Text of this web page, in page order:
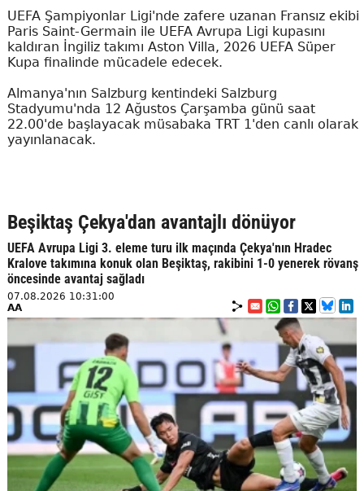
UEFA Şampiyonlar Ligi'nde zafere uzanan Fransız ekibi
Paris Saint-Germain ile UEFA Avrupa Ligi kupasını
kaldıran İngiliz takımı Aston Villa, 2026 UEFA Süper
Kupa finalinde mücadele edecek.
Almanya'nın Salzburg kentindeki Salzburg
Stadyumu'nda 12 Ağustos Çarşamba günü saat
22.00'de başlayacak müsabaka TRT 1'den canlı olarak
yayınlanacak.
Beşiktaş Çekya'dan avantajlı dönüyor
UEFA Avrupa Ligi 3. eleme turu ilk maçında Çekya'nın Hradec
Kralove takımına konuk olan Beşiktaş, rakibini 1-0 yenerek rövanş
öncesinde avantaj sağladı
07.08.2026 10:31:00
AA